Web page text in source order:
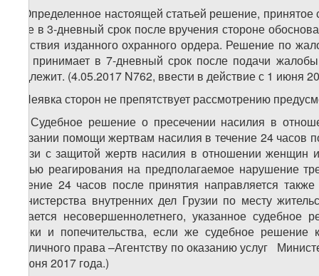
6. Определенное настоящей статьей решение,
суде в 3-дневный срок после вручения стороне
действия изданного охранного ордера. Решение по
суд принимает в 7-дневный срок после подачи
подлежит. (4.05.2017 N762, ввести в действие с 1 июня
7. Неявка сторон не препятствует рассмотрению
. Судебное решение о пресечении насилия в
оказании помощи жертвам насилия в течение 24
связи с защитой жертв насилия в отношении
целью реагирования на предполагаемое нарушение
течение 24 часов после принятия направляется
Министерства внутренних дел Грузии по месту
касается несовершеннолетнего, указанное
опеки и попечительства, если же судебное
публичного права –Агентству по оказанию услуг
1 июня 2017 года.)